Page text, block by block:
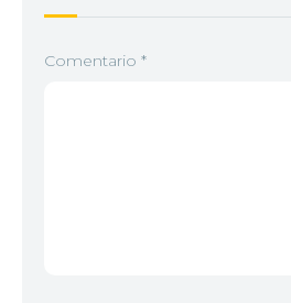
Comentario *